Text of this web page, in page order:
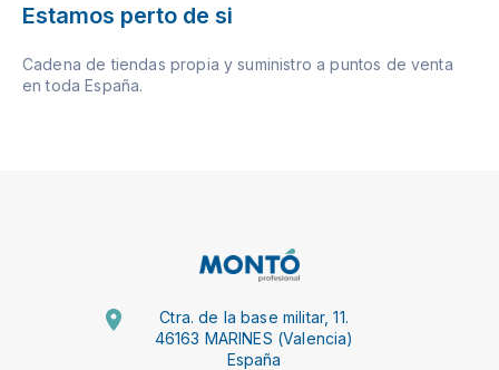
Estamos perto de si
Cadena de tiendas propia y suministro a puntos de venta
en toda España.
Ctra. de la base militar, 11.
46163 MARINES (Valencia)
España